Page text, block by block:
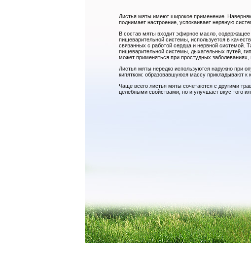
Листья мяты имеют широкое применение.
поднимает настроение, успокаивает нервную
В состав мяты входит эфирное масло,
пищеварительной системы, используется в
связанных с работой сердца и нервной системой.
пищеварительной системы, дыхательных путей,
может применяться при простудных
Листья мяты нередко используются наружно при
кипятком: образовавшуюся массу прикладывают к
Чаще всего листья мяты сочетаются с другими
целебными свойствами, но и улучшает вкус того